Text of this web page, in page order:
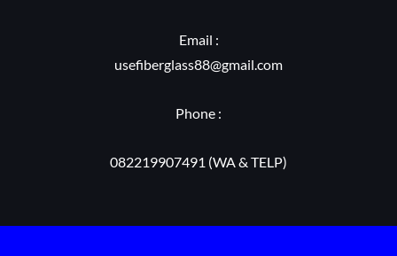
Email :
usefiberglass88@gmail.com
Phone :
082219907491 (WA & TELP)